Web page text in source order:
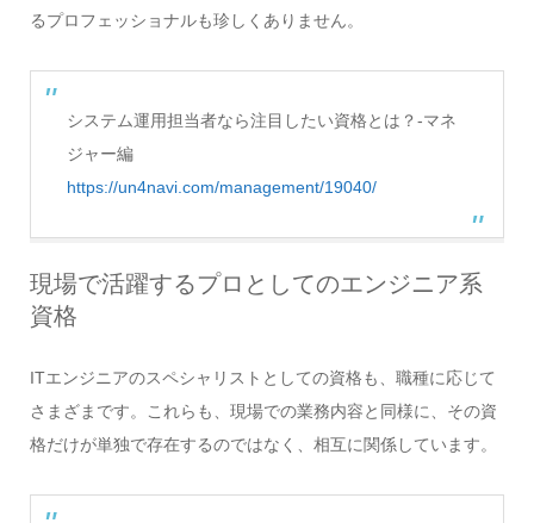
るプロフェッショナルも珍しくありません。
システム運用担当者なら注目したい資格とは？-マネ
ジャー編
https://un4navi.com/management/19040/
現場で活躍するプロとしてのエンジニア系
資格
ITエンジニアのスペシャリストとしての資格も、職種に応じて
さまざまです。これらも、現場での業務内容と同様に、その資
格だけが単独で存在するのではなく、相互に関係しています。